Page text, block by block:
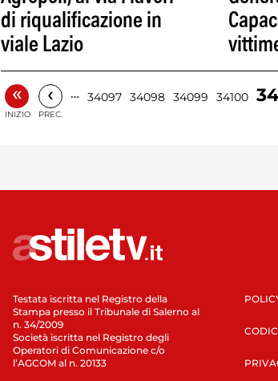
di riqualificazione in
viale Lazio
«
INIZIO
‹
PREC.
… 34097 34098 34099 34100
Testata iscritta nel Registro della
Stampa presso il Tribunale di Salerno al
n. 34/2009
Società iscritta nel Registro degli
Operatori di Comunicazione c/o
l’AGCOM al n. 20133